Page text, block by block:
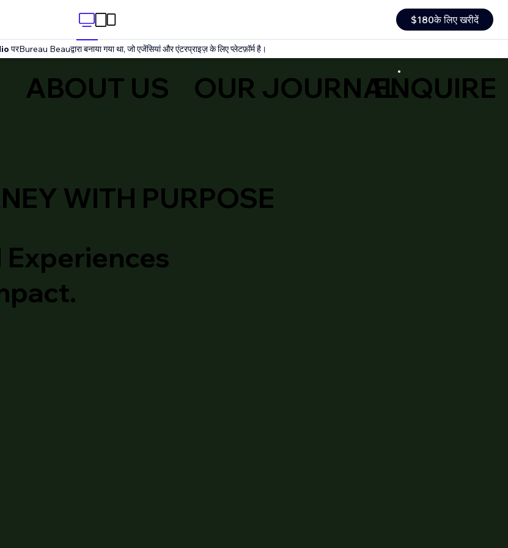
$180के लिए खरीदें
परBureau Beauद्वारा बनाया गया था, जो एजेंसियां और एंटरप्राइज़ के लिए प्लेटफ़ॉर्म है।